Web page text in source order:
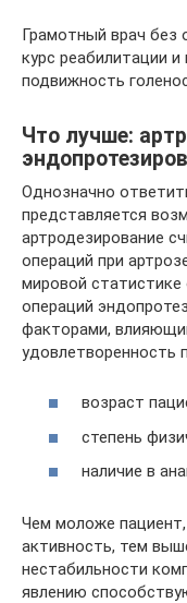
Грамотный врач без
курс реабилитации
подвижность
Что лучше:
Однозначно
представляется
артродезирование
операций при
мировой статистике
операций
факторами,
удовлетворенность
возраст
степень
наличие в
Чем моложе
активность, тем
нестабильности
явлению